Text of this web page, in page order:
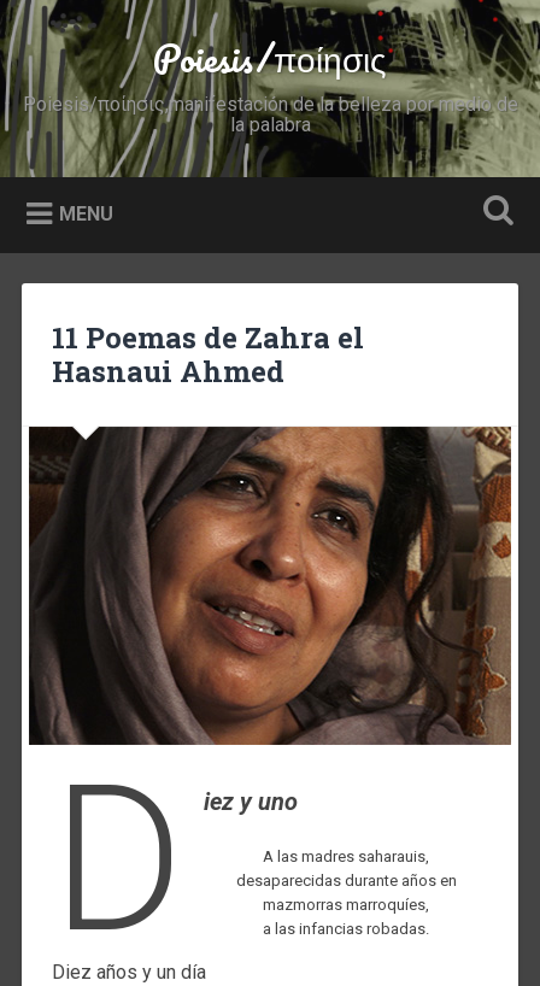
Skip
to
content
Search Poiesis/ποίησις
Poiesis/ποίησις,manifestación de la belleza por medio de
la palabra
MENU
11 Poemas de Zahra el
Hasnaui Ahmed
D iez y uno
A las madres saharauis,
desaparecidas durante años en
mazmorras marroquíes,
a las infancias robadas.
Diez años y un día